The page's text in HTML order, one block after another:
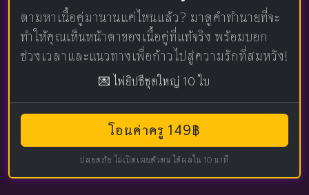
ตามหาเนื้อคู่มานานแค่ไหนแล้ว? มาดูคำทำนายที่จะ
ทำให้คุณเห็นหน้าตาของเนื้อคู่ที่แท้จริง พร้อมบอก
ช่วงเวลาและแนวทางเพื่อก้าวไปสู่ความรักที่สมหวัง!
💌 ไพ่ยิปซีชุดใหญ่ 10 ใบ
โอนค่าครู 149฿
ปลอดภัย ไม่เปิดเผยตัวตน ได้ผลใน 10 นาที